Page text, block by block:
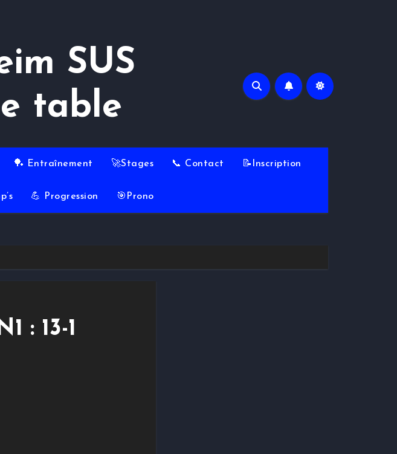
SUS
table
🏓 Entraînement 🚀Stages 📞 Contact 📝Inscription
💪 Progression 🎯Prono
: 13-1